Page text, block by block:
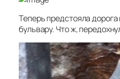
Теперь предстояла
бульвару. Что ж,